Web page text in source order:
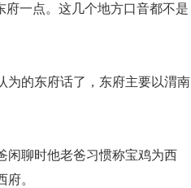
府一点。这几个地方口音都不是
为的东府话了，东府主要以渭南
闲聊时他老爸习惯称宝鸡为西
。